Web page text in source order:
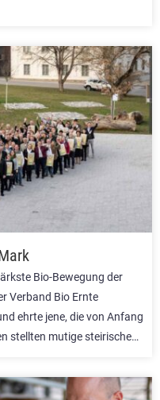
Bio-Bewegung der
Verband Bio Ernte
ehrte jene, die von Anfang
stellten mutige steirische…